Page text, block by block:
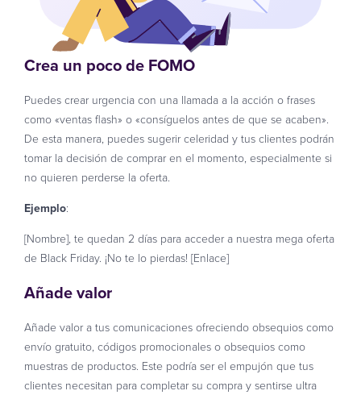
Crea un poco de FOMO
Puedes crear urgencia con una llamada a la acción o frases
como «ventas flash» o «consíguelos antes de que se acaben».
De esta manera, puedes sugerir celeridad y tus clientes podrán
tomar la decisión de comprar en el momento, especialmente si
no quieren perderse la oferta.
Ejemplo:
[Nombre], te quedan 2 días para acceder a nuestra mega oferta
de Black Friday. ¡No te lo pierdas! [Enlace]
Añade valor
Añade valor a tus comunicaciones ofreciendo obsequios como
envío gratuito, códigos promocionales o obsequios como
muestras de productos. Este podría ser el empujón que tus
clientes necesitan para completar su compra y sentirse ultra